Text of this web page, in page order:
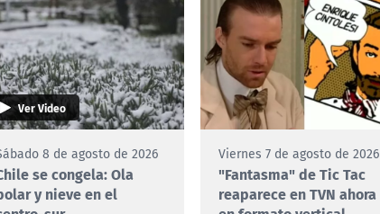
Ver Video
8 de agosto de 2026
se congela: Ola
y nieve en el
Viernes 7 de agosto de 2026
"Fantasma" de Tic Tac
reaparece en TVN ahora